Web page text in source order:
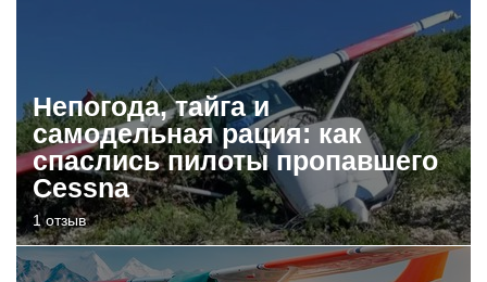
Непогода, тайга и
самодельная рация: как
спаслись пилоты пропавшего
Cessna
1 отзыв